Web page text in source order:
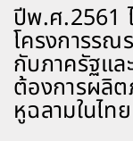
ปีพ.ศ.2561
โครงการรณ
กับภาครัฐแ
ต้องการผลิ
หูฉลามในไทย